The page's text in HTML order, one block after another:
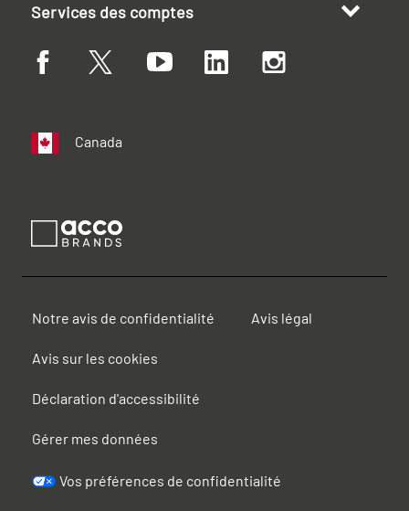
Services des comptes
Canada
Notre avis de confidentialité Avis légal
Avis sur les cookies
Déclaration d'accessibilité
Gérer mes données
Vos préférences de confidentialité